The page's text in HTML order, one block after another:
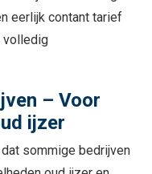
eerlijk contant tarief
volledig
– Voor
ijzer
sommige bedrijven